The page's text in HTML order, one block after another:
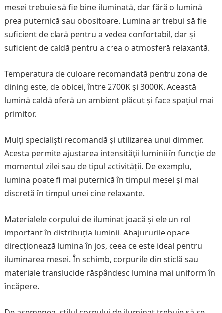
mesei trebuie să fie bine iluminată, dar fără o lumină
prea puternică sau obositoare. Lumina ar trebui să fie
suficient de clară pentru a vedea confortabil, dar și
suficient de caldă pentru a crea o atmosferă relaxantă.
Temperatura de culoare recomandată pentru zona de
dining este, de obicei, între 2700K și 3000K. Această
lumină caldă oferă un ambient plăcut și face spațiul mai
primitor.
Mulți specialiști recomandă și utilizarea unui dimmer.
Acesta permite ajustarea intensității luminii în funcție de
momentul zilei sau de tipul activității. De exemplu,
lumina poate fi mai puternică în timpul mesei și mai
discretă în timpul unei cine relaxante.
Materialele corpului de iluminat joacă și ele un rol
important în distribuția luminii. Abajururile opace
direcționează lumina în jos, ceea ce este ideal pentru
iluminarea mesei. În schimb, corpurile din sticlă sau
materiale translucide răspândesc lumina mai uniform în
încăpere.